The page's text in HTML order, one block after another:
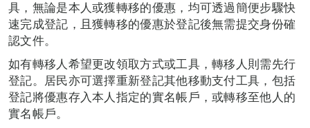
具，無論是本人或獲轉移的優惠，均可透過簡便步驟快
速完成登記，且獲轉移的優惠於登記後無需提交身份確
認文件。
如有轉移人希望更改領取方式或工具，轉移人則需先行
登記。居民亦可選擇重新登記其他移動支付工具，包括
登記將優惠存入本人指定的實名帳戶，或轉移至他人的
實名帳戶。